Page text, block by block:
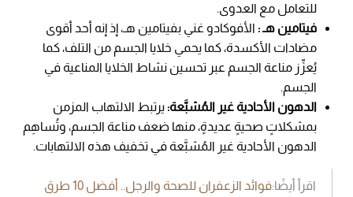
للتعامل مع العدوى.
فيتامين هـ : الأفوكادو غني بفيتامين هـ، إذ إنه أحد أقوى
مضادات الأكسدة، كما يحمي خلايا الجسم من التلف، كما
يُعزِّز مناعة الجسم عبر تحسين نشاط الخلايا المناعية في
الجسم.
الدهون الأحادية غير المُشبَّعة:يرتبط الالتهاب المزمن
بمشكلاتٍ صحيةٍ عديدةٍ، منها ضعف مناعة الجسم، وتُساهِم
الدهون الأحادية غير المُشبَّعة في تخفيف هذه الالتهابات.
اقرأ أيضًا:
فوائد الزعفران للصحة والرجل.. أفضل 10 طرق